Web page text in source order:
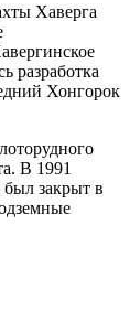
Хаверга
разработка
Хонгорок
В 1991
закрыт в